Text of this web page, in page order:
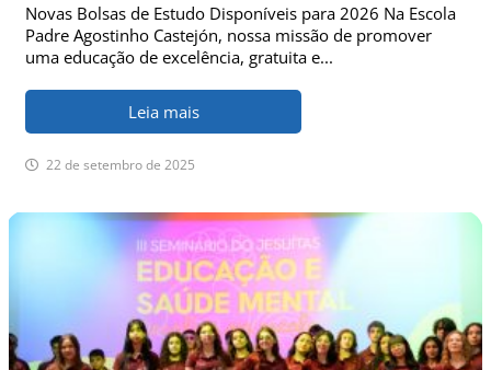
Novas Bolsas de Estudo Disponíveis para 2026 Na Escola
Padre Agostinho Castejón, nossa missão de promover
uma educação de excelência, gratuita e...
Leia mais
22 de setembro de 2025